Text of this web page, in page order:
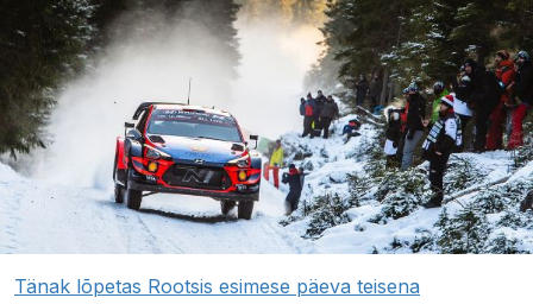
Tänak lõpetas Rootsis esimese päeva teisena